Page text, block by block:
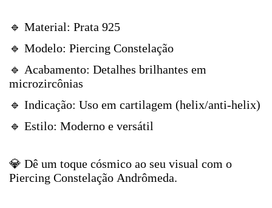
🔹 Material: Prata 925
🔹 Modelo: Piercing Constelação
🔹 Acabamento: Detalhes brilhantes em
microzircônias
🔹 Indicação: Uso em cartilagem (helix/anti-helix)
🔹 Estilo: Moderno e versátil
💎 Dê um toque cósmico ao seu visual com o
Piercing Constelação Andrômeda.